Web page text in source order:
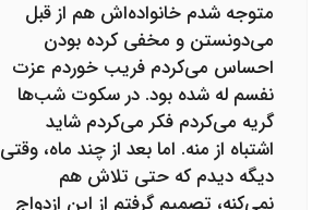
متوجه شدم خانواده‌اش هم از قبل
می‌دونستن و مخفی کرده بودن
احساس می‌کردم فریب خوردم عزت
نفسم له شده بود. در سکوت شب‌ها
گریه می‌کردم فکر می‌کردم شاید
اشتباه از منه. اما بعد از چند ماه، وقتی
دیگه دیدم که حتی تلاش هم
نمی‌کنه، تصمیم گرفتم از این ازدواج